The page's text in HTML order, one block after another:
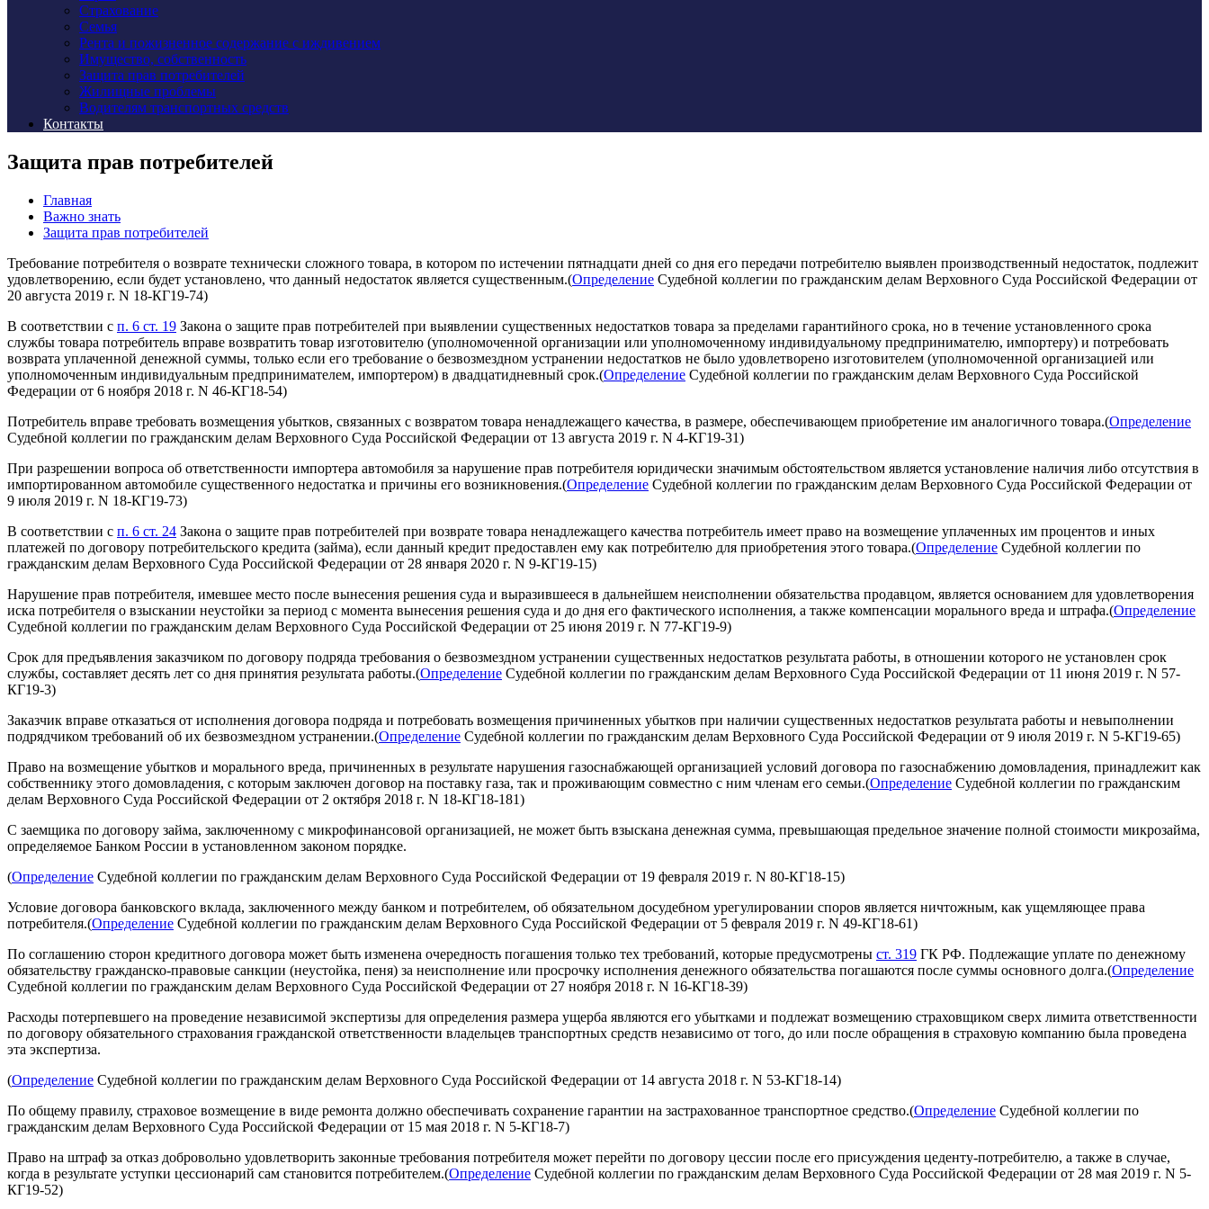
Страхование
Семья
Рента и пожизненное содержание с иждивением
Имущество, собственность
Защита прав потребителей
Жилищные проблемы
Водителям транспортных средств
Контакты
Защита прав потребителей
Главная
Важно знать
Защита прав потребителей
Требование потребителя о возврате технически сложного товара, в котором по истечении пятнадцати дней со дня его передачи потребителю выявлен производственный недостаток, подлежит
удовлетворению, если будет установлено, что данный недостаток является существенным.(Определение Судебной коллегии по гражданским делам Верховного Суда Российской Федерации от
20 августа 2019 г. N 18-КГ19-74)
В соответствии с п. 6 ст. 19 Закона о защите прав потребителей при выявлении существенных недостатков товара за пределами гарантийного срока, но в течение установленного срока
службы товара потребитель вправе возвратить товар изготовителю (уполномоченной организации или уполномоченному индивидуальному предпринимателю, импортеру) и потребовать
возврата уплаченной денежной суммы, только если его требование о безвозмездном устранении недостатков не было удовлетворено изготовителем (уполномоченной организацией или
уполномоченным индивидуальным предпринимателем, импортером) в двадцатидневный срок.(Определение Судебной коллегии по гражданским делам Верховного Суда Российской
Федерации от 6 ноября 2018 г. N 46-КГ18-54)
Потребитель вправе требовать возмещения убытков, связанных с возвратом товара ненадлежащего качества, в размере, обеспечивающем приобретение им аналогичного товара.(Определение
Судебной коллегии по гражданским делам Верховного Суда Российской Федерации от 13 августа 2019 г. N 4-КГ19-31)
При разрешении вопроса об ответственности импортера автомобиля за нарушение прав потребителя юридически значимым обстоятельством является установление наличия либо отсутствия в
импортированном автомобиле существенного недостатка и причины его возникновения.(Определение Судебной коллегии по гражданским делам Верховного Суда Российской Федерации от
9 июля 2019 г. N 18-КГ19-73)
В соответствии с п. 6 ст. 24 Закона о защите прав потребителей при возврате товара ненадлежащего качества потребитель имеет право на возмещение уплаченных им процентов и иных
платежей по договору потребительского кредита (займа), если данный кредит предоставлен ему как потребителю для приобретения этого товара.(Определение Судебной коллегии по
гражданским делам Верховного Суда Российской Федерации от 28 января 2020 г. N 9-КГ19-15)
Нарушение прав потребителя, имевшее место после вынесения решения суда и выразившееся в дальнейшем неисполнении обязательства продавцом, является основанием для удовлетворения
иска потребителя о взыскании неустойки за период с момента вынесения решения суда и до дня его фактического исполнения, а также компенсации морального вреда и штрафа.(Определение
Судебной коллегии по гражданским делам Верховного Суда Российской Федерации от 25 июня 2019 г. N 77-КГ19-9)
Срок для предъявления заказчиком по договору подряда требования о безвозмездном устранении существенных недостатков результата работы, в отношении которого не установлен срок
службы, составляет десять лет со дня принятия результата работы.(Определение Судебной коллегии по гражданским делам Верховного Суда Российской Федерации от 11 июня 2019 г. N 57-
КГ19-3)
Заказчик вправе отказаться от исполнения договора подряда и потребовать возмещения причиненных убытков при наличии существенных недостатков результата работы и невыполнении
подрядчиком требований об их безвозмездном устранении.(Определение Судебной коллегии по гражданским делам Верховного Суда Российской Федерации от 9 июля 2019 г. N 5-КГ19-65)
Право на возмещение убытков и морального вреда, причиненных в результате нарушения газоснабжающей организацией условий договора по газоснабжению домовладения, принадлежит как
собственнику этого домовладения, с которым заключен договор на поставку газа, так и проживающим совместно с ним членам его семьи.(Определение Судебной коллегии по гражданским
делам Верховного Суда Российской Федерации от 2 октября 2018 г. N 18-КГ18-181)
С заемщика по договору займа, заключенному с микрофинансовой организацией, не может быть взыскана денежная сумма, превышающая предельное значение полной стоимости микрозайма,
определяемое Банком России в установленном законом порядке.
(Определение Судебной коллегии по гражданским делам Верховного Суда Российской Федерации от 19 февраля 2019 г. N 80-КГ18-15)
Условие договора банковского вклада, заключенного между банком и потребителем, об обязательном досудебном урегулировании споров является ничтожным, как ущемляющее права
потребителя.(Определение Судебной коллегии по гражданским делам Верховного Суда Российской Федерации от 5 февраля 2019 г. N 49-КГ18-61)
По соглашению сторон кредитного договора может быть изменена очередность погашения только тех требований, которые предусмотрены ст. 319 ГК РФ. Подлежащие уплате по денежному
обязательству гражданско-правовые санкции (неустойка, пеня) за неисполнение или просрочку исполнения денежного обязательства погашаются после суммы основного долга.(Определение
Судебной коллегии по гражданским делам Верховного Суда Российской Федерации от 27 ноября 2018 г. N 16-КГ18-39)
Расходы потерпевшего на проведение независимой экспертизы для определения размера ущерба являются его убытками и подлежат возмещению страховщиком сверх лимита ответственности
по договору обязательного страхования гражданской ответственности владельцев транспортных средств независимо от того, до или после обращения в страховую компанию была проведена
эта экспертиза.
(Определение Судебной коллегии по гражданским делам Верховного Суда Российской Федерации от 14 августа 2018 г. N 53-КГ18-14)
По общему правилу, страховое возмещение в виде ремонта должно обеспечивать сохранение гарантии на застрахованное транспортное средство.(Определение Судебной коллегии по
гражданским делам Верховного Суда Российской Федерации от 15 мая 2018 г. N 5-КГ18-7)
Право на штраф за отказ добровольно удовлетворить законные требования потребителя может перейти по договору цессии после его присуждения цеденту-потребителю, а также в случае,
когда в результате уступки цессионарий сам становится потребителем.(Определение Судебной коллегии по гражданским делам Верховного Суда Российской Федерации от 28 мая 2019 г. N 5-
КГ19-52)